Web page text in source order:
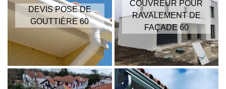
DEVIS POSE DE
GOUTTIÈRE 60
COUVREUR POUR
RAVALEMENT DE
FAÇADE 60